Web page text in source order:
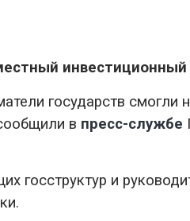
государств смогли
в пресс-службе
госструктур и